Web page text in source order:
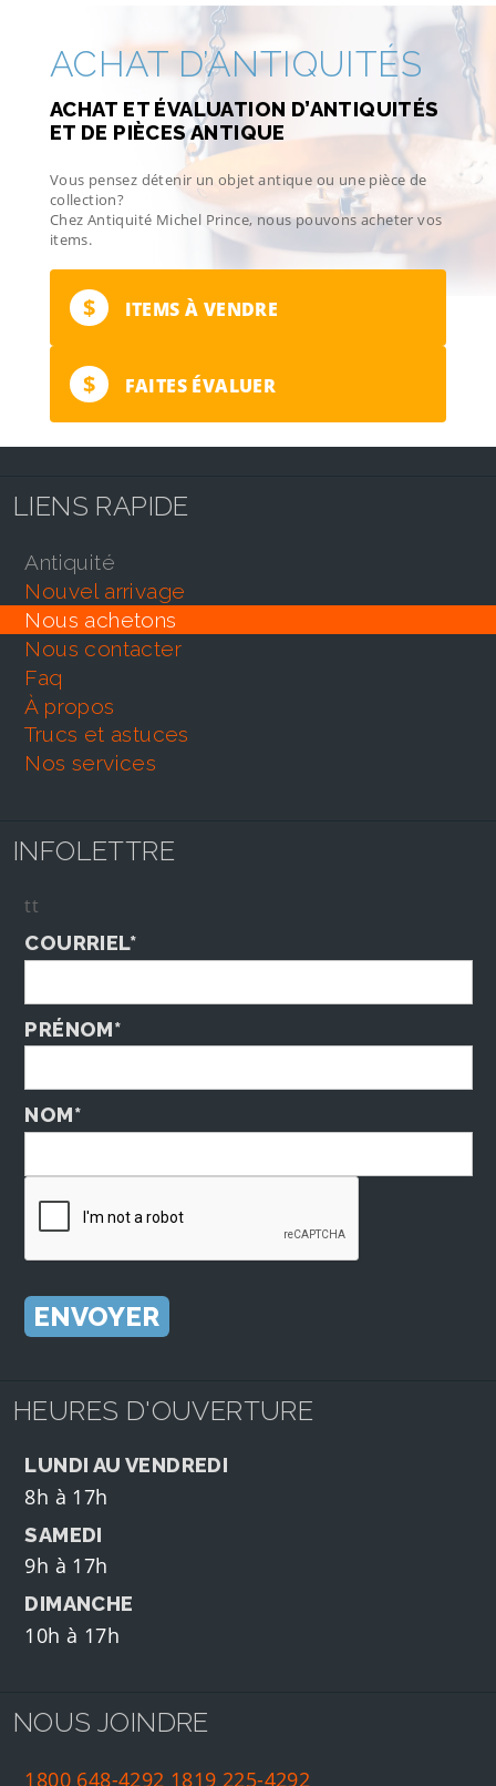
ACHAT D’ANTIQUITÉS
ACHAT ET ÉVALUATION D’ANTIQUITÉS
ET DE PIÈCES ANTIQUE
Vous pensez détenir un objet antique ou une pièce de
collection?
Chez Antiquité Michel Prince, nous pouvons acheter vos
items.
$ ITEMS À VENDRE
$ FAITES ÉVALUER
LIENS RAPIDE
antiquité
nouvel arrivage
nous achetons
nous contacter
faq
À propos
trucs et astuces
nos services
INFOLETTRE
tt
COURRIEL*
PRÉNOM*
NOM*
HEURES D'OUVERTURE
LUNDI AU VENDREDI
8h à 17h
SAMEDI
9h à 17h
DIMANCHE
10h à 17h
NOUS JOINDRE
1800 648-4292 1819 225-4292